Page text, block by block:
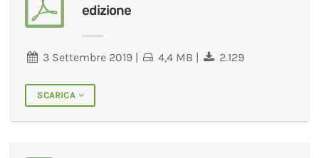
edizione
3 Settembre 2019| 4,4 MB | 2.129
SCARICA